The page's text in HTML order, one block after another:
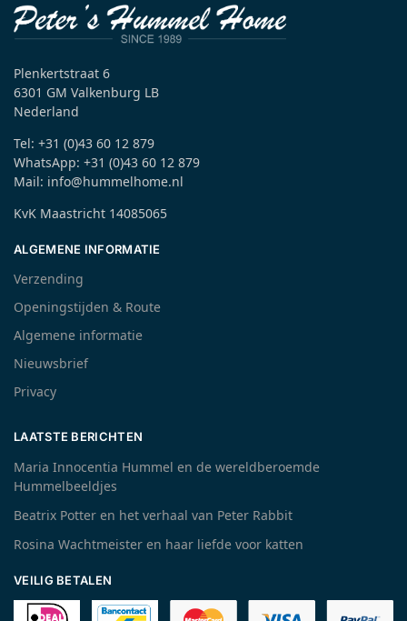
Plenkertstraat 6
6301 GM Valkenburg LB
Nederland
Tel: +31 (0)43 60 12 879
WhatsApp: +31 (0)43 60 12 879
Mail: info@hummelhome.nl
KvK Maastricht 14085065
ALGEMENE INFORMATIE
Verzending
Openingstijden & Route
Algemene informatie
Nieuwsbrief
Privacy
LAATSTE BERICHTEN
Maria Innocentia Hummel en de wereldberoemde
Hummelbeeldjes
Beatrix Potter en het verhaal van Peter Rabbit
Rosina Wachtmeister en haar liefde voor katten
VEILIG BETALEN